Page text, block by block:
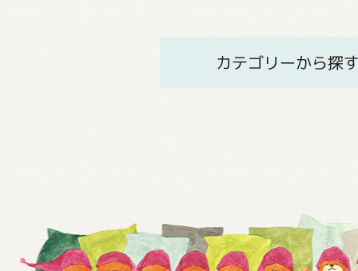
カテゴリーから探